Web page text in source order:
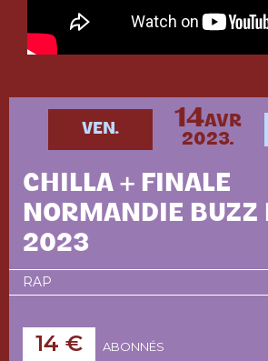
VEN. 14AVR
2023.
CHILLA + FINALE
NORMANDIE BUZZ
2023
RAP
14 € ABONNÉS